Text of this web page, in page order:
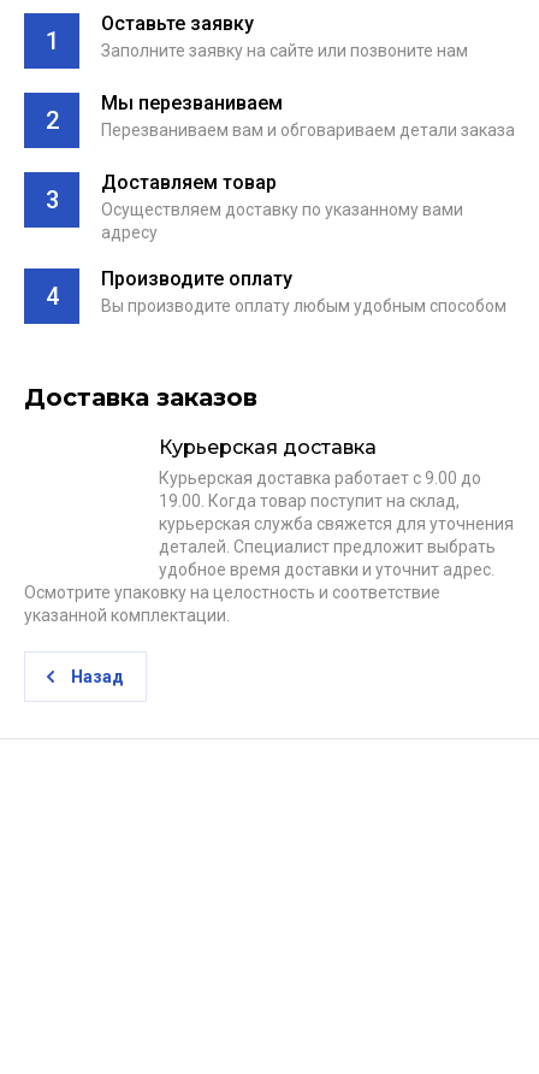
1
Оставьте заявку
Заполните заявку на сайте или позвоните нам
2
Мы перезваниваем
Перезваниваем вам и обговариваем детали заказа
3
Доставляем товар
Осуществляем доставку по указанному вами
адресу
4
Производите оплату
Вы производите оплату любым удобным способом
Доставка заказов
Курьерская доставка
Курьерская доставка работает с 9.00 до
19.00. Когда товар поступит на склад,
курьерская служба свяжется для уточнения
деталей. Специалист предложит выбрать
удобное время доставки и уточнит адрес.
Осмотрите упаковку на целостность и соответствие
указанной комплектации.
Назад